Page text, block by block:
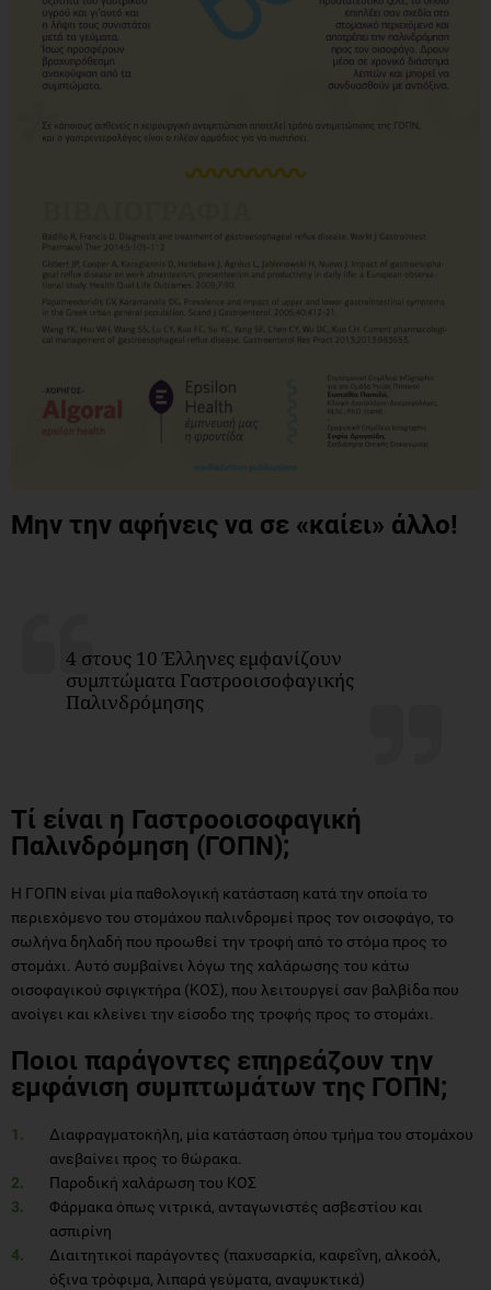
Μην την αφήνεις να σε «καίει» άλλο!
4 στους 10 Έλληνες εμφανίζουν
συμπτώματα Γαστροοισοφαγικής
Παλινδρόμησης
Τί είναι η Γαστροοισοφαγική
Παλινδρόμηση (ΓΟΠΝ);
Η ΓΟΠΝ είναι μία παθολογική κατάσταση κατά την οποία το
περιεχόμενο του στομάχου παλινδρομεί προς τον οισοφάγο, το
σωλήνα δηλαδή που προωθεί την τροφή από το στόμα προς το
στομάχι. Αυτό συμβαίνει λόγω της χαλάρωσης του κάτω
οισοφαγικού σφιγκτήρα (ΚΟΣ), που λειτουργεί σαν βαλβίδα που
ανοίγει και κλείνει την είσοδο της τροφής προς το στομάχι.
Ποιοι παράγοντες επηρεάζουν την
εμφάνιση συμπτωμάτων της ΓΟΠΝ;
Διαφραγματοκήλη, μία κατάσταση όπου τμήμα του στομάχου
ανεβαίνει προς το θώρακα.
Παροδική χαλάρωση του ΚΟΣ
Φάρμακα όπως νιτρικά, ανταγωνιστές ασβεστίου και
ασπιρίνη
Διαιτητικοί παράγοντες (παχυσαρκία, καφεΐνη, αλκοόλ,
όξινα τρόφιμα, λιπαρά γεύματα, αναψυκτικά)